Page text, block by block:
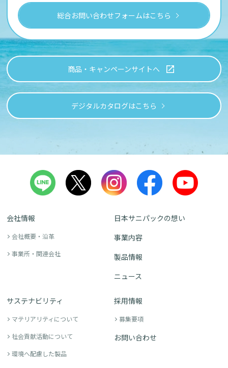
総合お問い合わせフォームはこちら
商品・キャンペーンサイトへ
デジタルカタログはこちら
会社情報
会社概要・沿革
事業所・関連会社
日本サニパックの想い
事業内容
製品情報
ニュース
サステナビリティ
マテリアリティについて
社会貢献活動について
環境へ配慮した製品
採用情報
募集要項
お問い合わせ